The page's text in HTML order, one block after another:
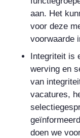
aan. Het
voor deze
voorwaarde
Integriteit is
werving en
van
vacatures,
doen we